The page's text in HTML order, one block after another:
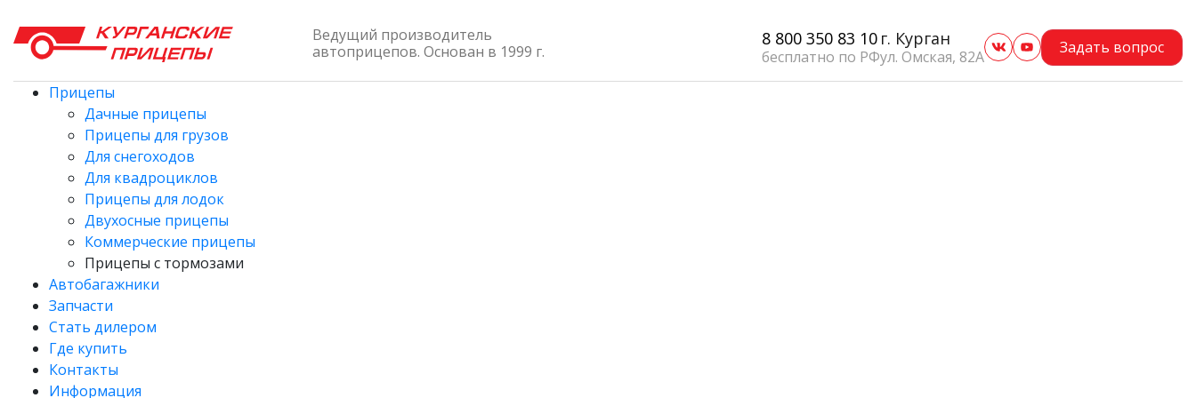
Ведущий производитель
автоприцепов. Основан в 1999 г.
8 800 350 83 10
бесплатно по РФ
г. Курган
ул. Омская, 82А
Задать вопрос
Прицепы
Дачные прицепы
Прицепы для грузов
Для снегоходов
Для квадроциклов
Прицепы для лодок
Двухосные прицепы
Коммерческие прицепы
Прицепы с тормозами
Автобагажники
Запчасти
Стать дилером
Где купить
Контакты
Информация